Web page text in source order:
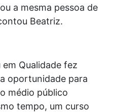
a mesma pessoa de
Beatriz.
Qualidade fez
oportunidade para
médio público
tempo, um curso